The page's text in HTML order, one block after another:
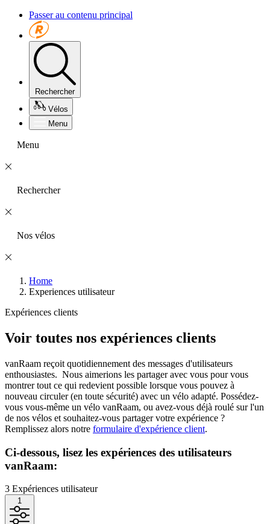
Passer au contenu principal
Rechercher
Vélos
Menu
Menu
Rechercher
Nos vélos
Home
Experiences utilisateur
Expériences clients
Voir toutes nos expériences clients
vanRaam reçoit quotidiennement des messages d'utilisateurs
enthousiastes. Nous aimerions les partager avec vous pour vous
montrer tout ce qui redevient possible lorsque vous pouvez à
nouveau circuler (en toute sécurité) avec un vélo adapté. Possédez-
vous vous-même un vélo vanRaam, ou avez-vous déjà roulé sur l'un
de nos vélos et souhaitez-vous partager votre expérience ?
Remplissez alors notre formulaire d'expérience client.
Ci-dessous, lisez les expériences des utilisateurs
vanRaam:
3 Expériences utilisateur
1